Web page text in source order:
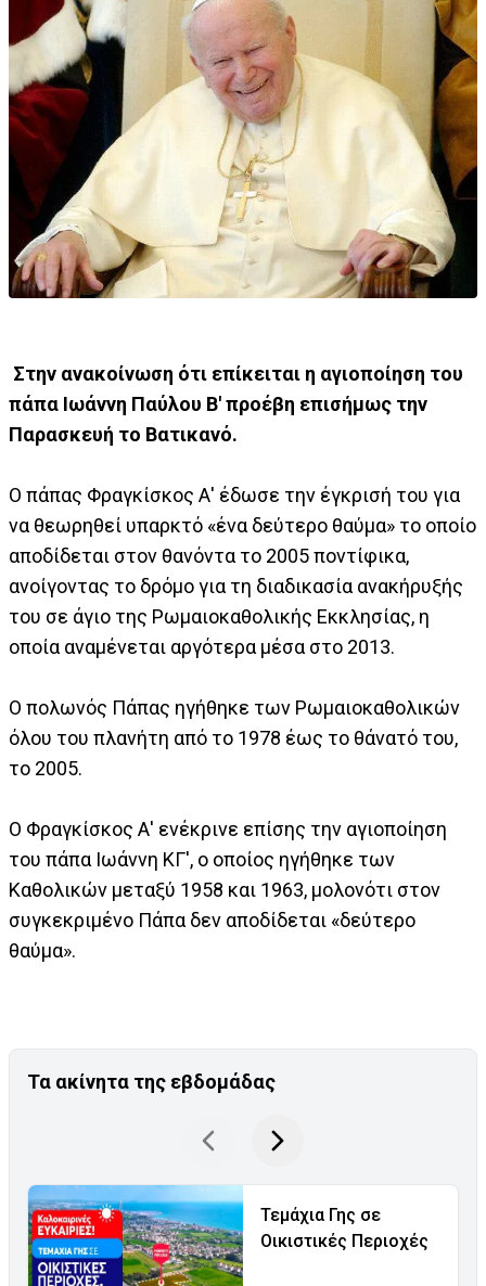
Στην ανακοίνωση ότι επίκειται η αγιοποίηση του
πάπα Ιωάννη Παύλου Β' προέβη επισήμως την
Παρασκευή το Βατικανό.
Ο πάπας Φραγκίσκος Α' έδωσε την έγκρισή του για
να θεωρηθεί υπαρκτό «ένα δεύτερο θαύμα» το οποίο
αποδίδεται στον θανόντα το 2005 ποντίφικα,
ανοίγοντας το δρόμο για τη διαδικασία ανακήρυξής
του σε άγιο της Ρωμαιοκαθολικής Εκκλησίας, η
οποία αναμένεται αργότερα μέσα στο 2013.
Ο πολωνός Πάπας ηγήθηκε των Ρωμαιοκαθολικών
όλου του πλανήτη από το 1978 έως το θάνατό του,
το 2005.
Ο Φραγκίσκος Α' ενέκρινε επίσης την αγιοποίηση
του πάπα Ιωάννη ΚΓ', ο οποίος ηγήθηκε των
Καθολικών μεταξύ 1958 και 1963, μολονότι στον
συγκεκριμένο Πάπα δεν αποδίδεται «δεύτερο
θαύμα».
Τα ακίνητα της εβδομάδας
Τεμάχια Γης σε
Οικιστικές Περιοχές